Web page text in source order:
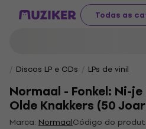
Todas as
Discos LP e CDs LPs de vinil
Normaal - Fonkel: Ni-
Olde Knakkers (50
Marca: NormaalCódigo do